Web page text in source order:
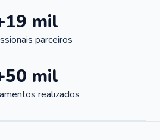
mil
parceiros
mil
realizados